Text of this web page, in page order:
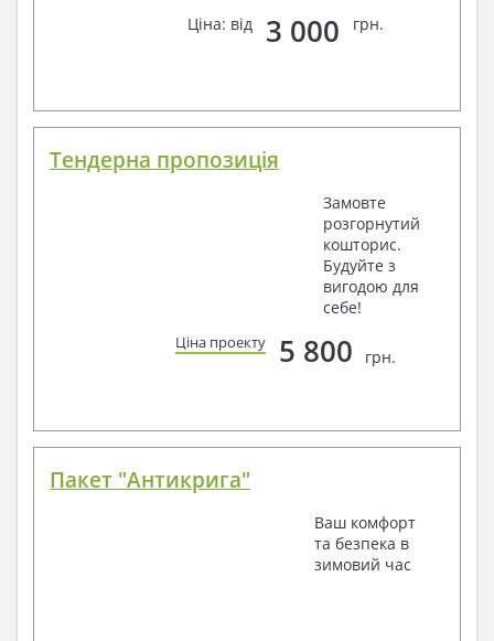
Ціна: від
3 000 грн.
Тендерна пропозиція
Замовте
розгорнутий
кошторис.
Будуйте з
вигодою для
себе!
Ціна проекту 5 800 грн.
Пакет "Антикрига"
Ваш комфорт
та безпека в
зимовий час